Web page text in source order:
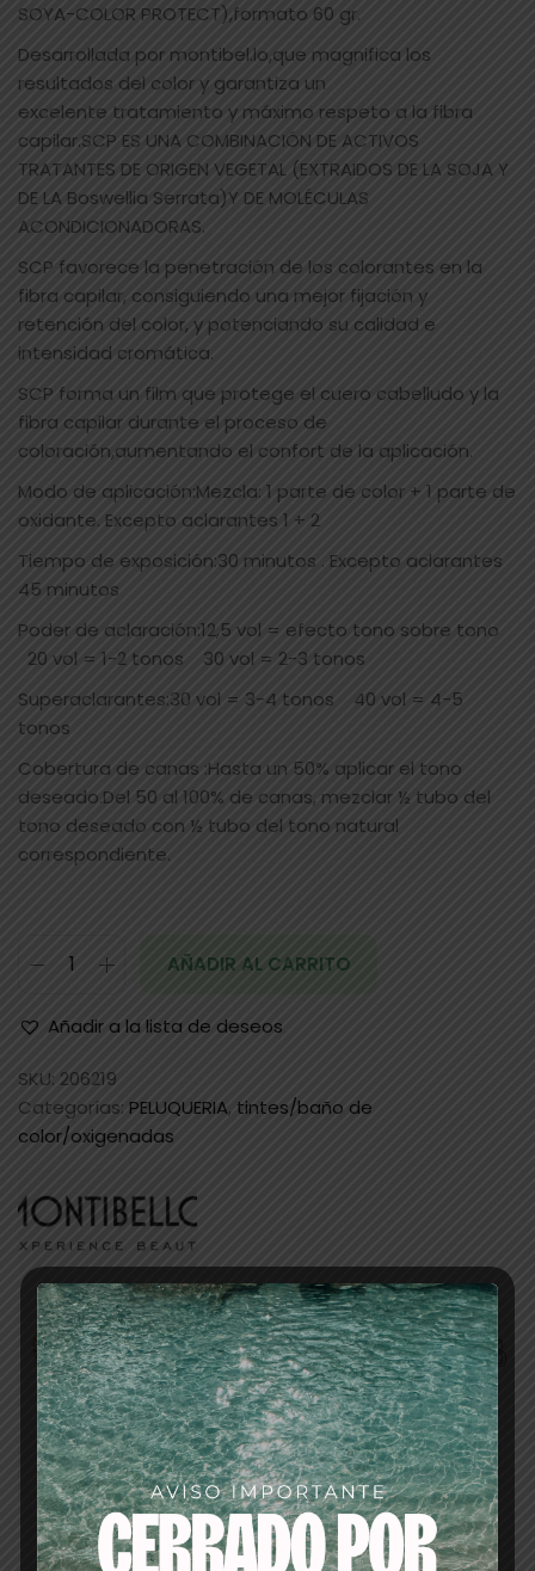
SOYA-COLOR PROTECT),formato 60 gr.
Desarrollada por montibel.lo,que magnifica los
resultados del color y garantiza un
excelente tratamiento y máximo respeto a la fibra
capilar.SCP ES UNA COMBINACIÓN DE ACTIVOS
TRATANTES DE ORIGEN VEGETAL (EXTRAIDOS DE LA SOJA Y
DE LA Boswellia Serrata)Y DE MOLÉCULAS
ACONDICIONADORAS.
SCP favorece la penetración de los colorantes en la
fibra capilar, consiguiendo una mejor fijación y
retención del color, y potenciando su calidad e
intensidad cromática.
SCP forma un film que protege el cuero cabelludo y la
fibra capilar durante el proceso de
coloración,aumentando el confort de la aplicación.
Modo de aplicación:Mezcla: 1 parte de color + 1 parte de
oxidante. Excepto aclarantes 1 + 2
Tiempo de exposición:30 minutos . Excepto aclarantes
45 minutos
Poder de aclaración:12,5 vol = efecto tono sobre tono
20 vol = 1-2 tonos 30 vol = 2-3 tonos
Superaclarantes:30 vol = 3-4 tonos 40 vol = 4-5
tonos
Cobertura de canas :Hasta un 50% aplicar el tono
deseado.Del 50 al 100% de canas, mezclar ½ tubo del
tono deseado con ½ tubo del tono natural
correspondiente.
AÑADIR AL CARRITO
Añadir a la lista de deseos
SKU: 206219
Categorías: PELUQUERIA, tintes/baño de
color/oxigenadas
Descripción